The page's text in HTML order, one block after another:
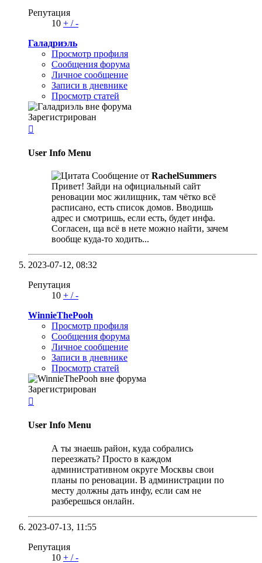
Репутация
10 + /-
Галадриэль
Просмотр профиля
Сообщения форума
Личное сообщение
Записи в дневнике
Просмотр статей
Зарегистрирован

User Info Menu
Сообщение от RachelSummers
Привет! Зайди на официальный сайт
реновации мос жилищник, там чётко всё
расписано, есть список домов. Вводишь
адрес и смотришь, если есть, будет инфа.
Согласен, ща всё в нете можно найти, зачем
вообще куда-то ходить...
2023-07-12, 08:32
Репутация
10 + /-
WinnieThePooh
Просмотр профиля
Сообщения форума
Личное сообщение
Записи в дневнике
Просмотр статей
Зарегистрирован

User Info Menu
А ты знаешь район, куда собрались
переезжать? Просто в каждом
административном округе Москвы свои
планы по реновации. В администрации по
месту должны дать инфу, если сам не
разберешься онлайн.
2023-07-13, 11:55
Репутация
10 + /-